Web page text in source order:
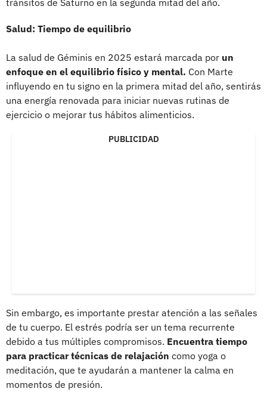
Salud: Tiempo de equilibrio
La salud de Géminis en 2025 estará marcada por un
enfoque en el equilibrio físico y mental. Con Marte
influyendo en tu signo en la primera mitad del año, sentirás
una energía renovada para iniciar nuevas rutinas de
ejercicio o mejorar tus hábitos alimenticios.
PUBLICIDAD
Sin embargo, es importante prestar atención a las señales
de tu cuerpo. El estrés podría ser un tema recurrente
debido a tus múltiples compromisos. Encuentra tiempo
para practicar técnicas de relajación como yoga o
meditación, que te ayudarán a mantener la calma en
momentos de presión.